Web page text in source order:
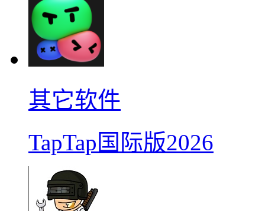
其它软件
TapTap国际版2026